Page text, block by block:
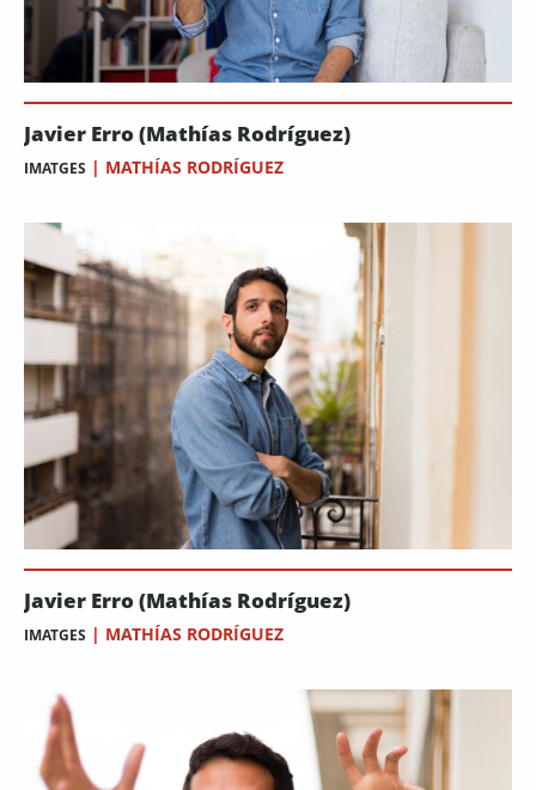
Javier Erro (Mathías Rodríguez)
IMATGES | MATHÍAS RODRÍGUEZ
Javier Erro (Mathías Rodríguez)
IMATGES | MATHÍAS RODRÍGUEZ